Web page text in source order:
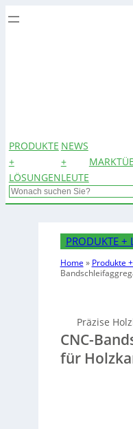
PRODUKTE
+
LÖSUNGEN
NEWS
+
LEUTE
Search
PRODUKTE +
Home » Produkte
Präzise
CNC-
für